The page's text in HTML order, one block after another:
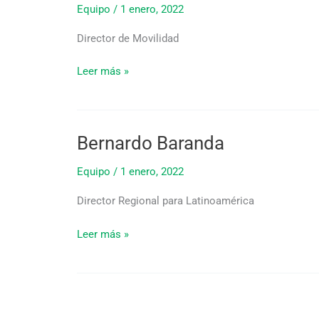
Equipo / 1 enero, 2022
Director de Movilidad
Leer más »
Bernardo Baranda
Equipo / 1 enero, 2022
Director Regional para Latinoamérica
Bernardo
Leer más »